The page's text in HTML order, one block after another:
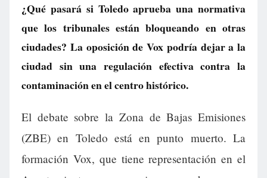
¿Qué pasará si Toledo aprueba una normativa
que los tribunales están bloqueando en otras
ciudades? La oposición de Vox podría dejar a la
ciudad sin una regulación efectiva contra la
contaminación en el centro histórico.
El debate sobre la Zona de Bajas Emisiones
(ZBE) en Toledo está en punto muerto. La
formación Vox, que tiene representación en el